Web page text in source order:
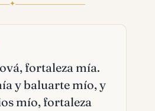
✦
fortaleza mía.
y baluarte mío, y
mío, fortaleza